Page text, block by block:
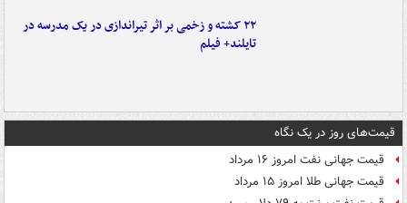
۲۲ کشته و زخمی بر اثر تیراندازی در یک مدرسه در
تایلند+ فیلم
قیمت‌های روز در یک نگاه
قیمت جهانی نفت امروز ۱۶ مرداد
قیمت جهانی طلا امروز ۱۵ مرداد